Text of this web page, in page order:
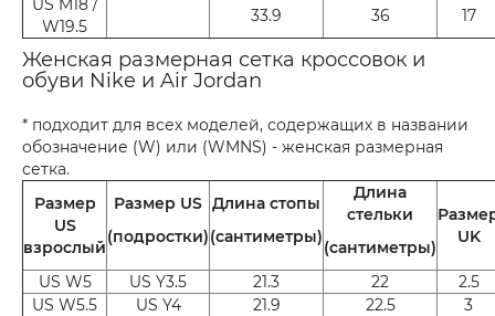
US M18 /
W19.5
33.9 36 17
Женская размерная сетка кроссовок и
обуви Nike и Air Jordan
* подходит для всех моделей, содержащих в названии
обозначение (W) или (WMNS) - женская размерная
сетка.
Размер
US
взрослый
Размер US
(подростки)
Длина стопы
(сантиметры)
Длина
стельки
(сантиметры)
UK
US W5 US Y3.5 21.3 22
2.5
US W5.5
US Y4 21.9 22.5
3